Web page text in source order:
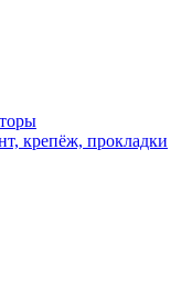
крепёж, прокладки